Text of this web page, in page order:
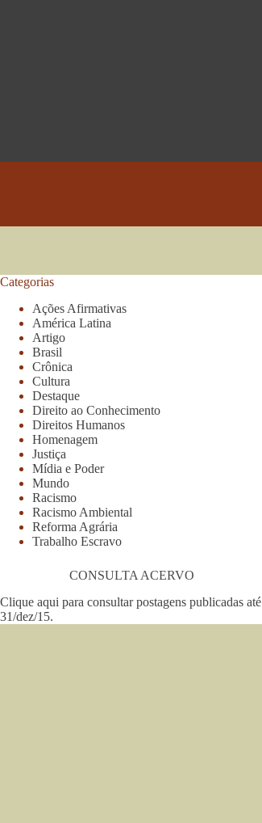
Categorias
Ações Afirmativas
América Latina
Artigo
Brasil
Crônica
Cultura
Destaque
Direito ao Conhecimento
Direitos Humanos
Homenagem
Justiça
Mídia e Poder
Mundo
Racismo
Racismo Ambiental
Reforma Agrária
Trabalho Escravo
CONSULTA ACERVO
Clique aqui para consultar postagens publicadas até
31/dez/15.